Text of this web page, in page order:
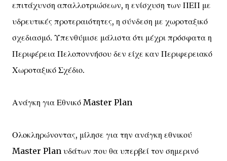
επιτάχυνση απαλλοτριώσεων, η ενίσχυση των ΠΕΠ με
υδρευτικές προτεραιότητες, η σύνδεση με χωροταξικό
σχεδιασμό. Υπενθύμισε μάλιστα ότι μέχρι πρόσφατα η
Περιφέρεια Πελοποννήσου δεν είχε καν Περιφερειακό
Χωροταξικό Σχέδιο.
Ανάγκη για Εθνικό Master Plan
Ολοκληρώνοντας, μίλησε για την ανάγκη εθνικού
Master Plan υδάτων που θα υπερβεί τον σημερινό